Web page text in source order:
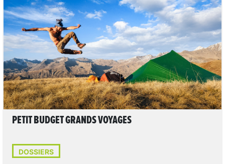
LIRE L'ARTICLE
PETIT BUDGET GRANDS VOYAGES
DOSSIERS